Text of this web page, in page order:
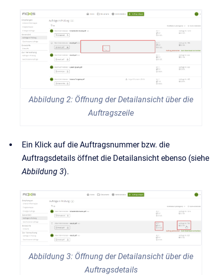
Abbildung 2: Öffnung der Detailansicht über die
Auftragszeile
Ein Klick auf die Auftragsnummer bzw. die
Auftragsdetails öffnet die Detailansicht ebenso (siehe
Abbildung 3).
Abbildung 3: Öffnung der Detailansicht über die
Auftragsdetails